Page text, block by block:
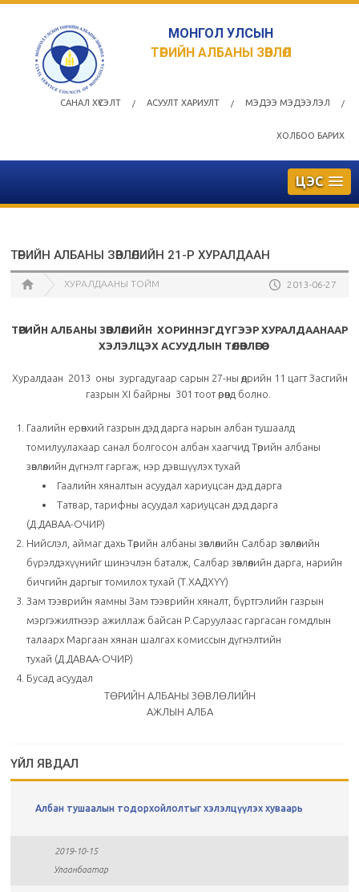
МОНГОЛ УЛСЫН
ТӨРИЙН АЛБАНЫ ЗӨВЛӨЛ
САНАЛ ХҮСЭЛТ / АСУУЛТ ХАРИУЛТ / МЭДЭЭ МЭДЭЭЛЭЛ /
ХОЛБОО БАРИХ
ЦЭС
ТӨРИЙН АЛБАНЫ ЗӨВЛӨЛИЙН 21-Р ХУРАЛДААН
ХУРАЛДААНЫ ТОЙМ 2013-06-27
ТӨРИЙН АЛБАНЫ ЗӨВЛӨЛИЙН ХОРИННЭГДҮГЭЭР ХУРАЛДААНААР
ХЭЛЭЛЦЭХ АСУУДЛЫН ТӨЛӨВЛӨГӨӨ
Хуралдаан 2013 оны зургадугаар сарын 27-ны өдрийн 11 цагт Засгийн
газрын ХI байрны 301 тоот өрөөнд болно.
Гаалийн ерөнхий газрын дэд дарга нарын албан тушаалд
томилуулахаар санал болгосон албан хаагчид Төрийн албаны
зөвлөлийн дүгнэлт гаргаж, нэр дэвшүүлэх тухай
Гаалийн хяналтын асуудал хариуцсан дэд дарга
Татвар, тарифны асуудал хариуцсан дэд дарга
(Д.ДАВАА-ОЧИР)
Нийслэл, аймаг дахь Төрийн албаны зөвлөлийн Салбар зөвлөлийн
бүрэлдэхүүнийг шинэчлэн баталж, Салбар зөвлөлийн дарга, нарийн
бичгийн даргыг томилох тухай (Т.ХАДХҮҮ)
Зам тээврийн яамны Зам тээврийн хяналт, бүртгэлийн газрын
мэргэжилтнээр ажиллаж байсан Р.Саруулаас гаргасан гомдлын
талаарх Маргаан хянан шалгах комиссын дүгнэлтийн
тухай (Д.ДАВАА-ОЧИР)
Бусад асуудал
ТӨРИЙН АЛБАНЫ ЗӨВЛӨЛИЙН
АЖЛЫН АЛБА
ҮЙЛ ЯВДАЛ
Албан тушаалын тодорхойлолтыг хэлэлцүүлэх хуваарь
2019-10-15
Улаанбаатар